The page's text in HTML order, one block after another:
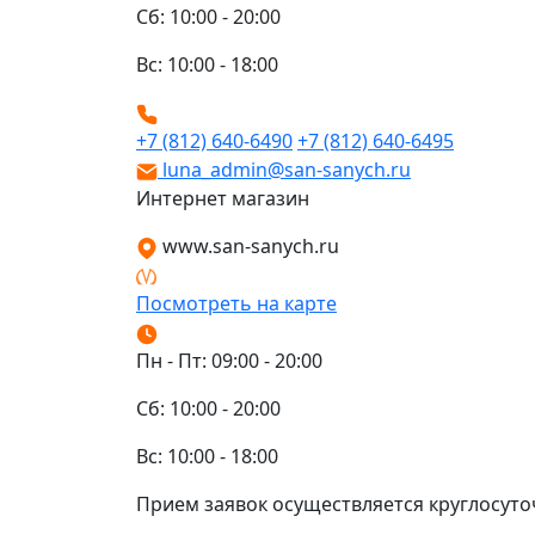
Сб: 10:00 - 20:00
Вс: 10:00 - 18:00
+7 (812) 640-6490+7 (812) 640-6495
luna_admin@san-sanych.ru
Интернет магазин
www.san-sanych.ru
Посмотреть на карте
Пн - Пт: 09:00 - 20:00
Сб: 10:00 - 20:00
Вс: 10:00 - 18:00
Прием заявок осуществляется